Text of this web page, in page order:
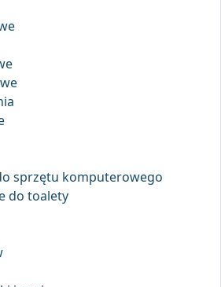
sprzętu komputerowego
do toalety